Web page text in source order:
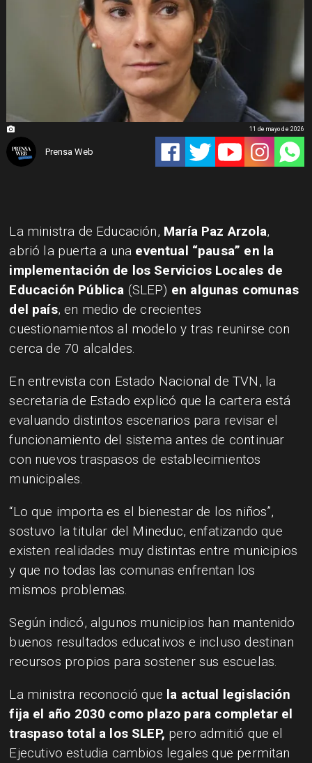
Prensa Web
11 de mayo de 2026
La ministra de Educación, María Paz Arzola,
abrió la puerta a una eventual “pausa” en la
implementación de los Servicios Locales de
Educación Pública (SLEP) en algunas comunas
del país, en medio de crecientes
cuestionamientos al modelo y tras reunirse con
cerca de 70 alcaldes.
En entrevista con Estado Nacional de TVN, la
secretaria de Estado explicó que la cartera está
evaluando distintos escenarios para revisar el
funcionamiento del sistema antes de continuar
con nuevos traspasos de establecimientos
municipales.
“Lo que importa es el bienestar de los niños”,
sostuvo la titular del Mineduc, enfatizando que
existen realidades muy distintas entre municipios
y que no todas las comunas enfrentan los
mismos problemas.
Según indicó, algunos municipios han mantenido
buenos resultados educativos e incluso destinan
recursos propios para sostener sus escuelas.
La ministra reconoció que la actual legislación
fija el año 2030 como plazo para completar el
traspaso total a los SLEP, pero admitió que el
Ejecutivo estudia cambios legales que permitan